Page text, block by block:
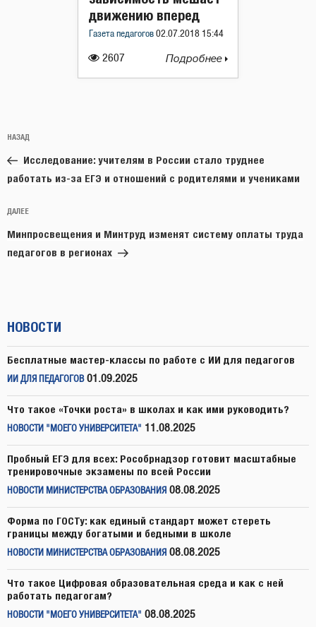
2607
движению вперед
Газета педагогов 02.07.2018 15:44
Подробнее
по
записям
Предыдущая
запись:
НАЗАД
Исследование: учителям в России стало труднее
работать из-за ЕГЭ и отношений с родителями и учениками
Следующая
запись
ДАЛЕЕ
Минпросвещения и Минтруд изменят систему оплаты труда
педагогов в регионах
НОВОСТИ
Бесплатные мастер-классы по работе с ИИ для педагогов
ИИ ДЛЯ ПЕДАГОГОВ 01.09.2025
Что такое «Точки роста» в школах и как ими руководить?
НОВОСТИ "МОЕГО УНИВЕРСИТЕТА" 11.08.2025
Пробный ЕГЭ для всех: Рособрнадзор готовит масштабные
тренировочные экзамены по всей России
НОВОСТИ МИНИСТЕРСТВА ОБРАЗОВАНИЯ 08.08.2025
Форма по ГОСТу: как единый стандарт может стереть
границы между богатыми и бедными в школе
НОВОСТИ МИНИСТЕРСТВА ОБРАЗОВАНИЯ 08.08.2025
Что такое Цифровая образовательная среда и как с ней
работать педагогам?
НОВОСТИ "МОЕГО УНИВЕРСИТЕТА" 08.08.2025